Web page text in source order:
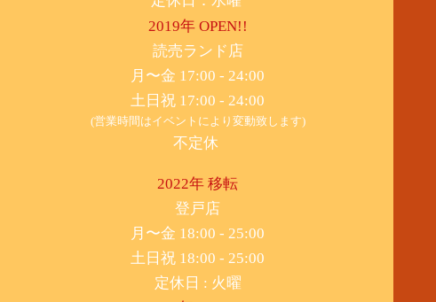
2019年 OPEN!!
​読売ランド店
月〜金 17:00 - 24:00
土日祝 17:00 - 24:00
(営業時間はイベントにより変動致します)
不定休
2022年 移転
​登戸店
月〜金 18:00 - 25:00
土日祝 18:00 - 25:00
​定休日 : 火曜